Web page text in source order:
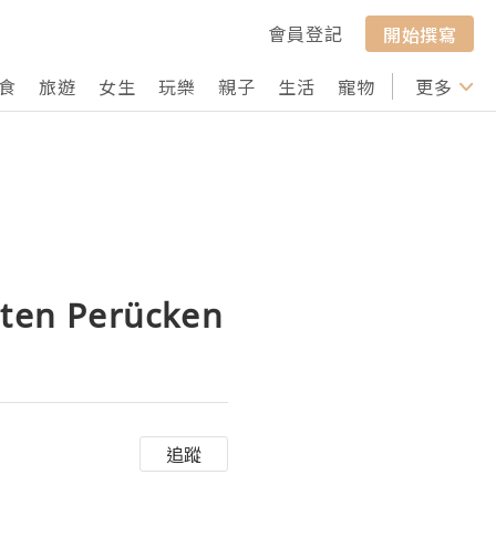
會員登記
開始撰寫
旅遊 女生 玩樂 親子 生活 寵物 行山 打卡
更多
Perücken
追蹤